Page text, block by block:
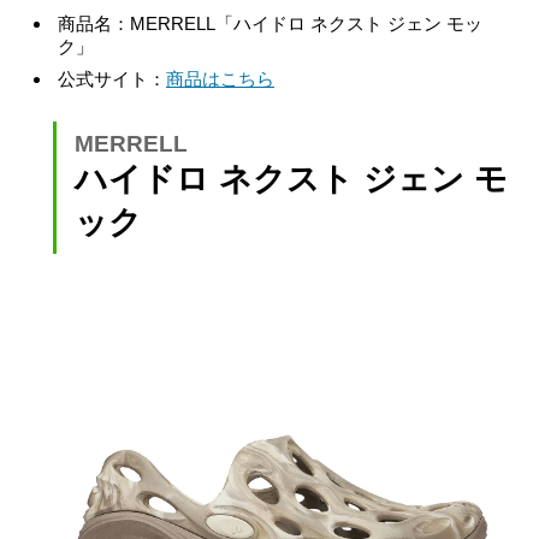
商品名：MERRELL「ハイドロ ネクスト ジェン モッ
ク」
公式サイト： 商品はこちら
MERRELL
ハイドロ ネクスト ジェン モ
ック